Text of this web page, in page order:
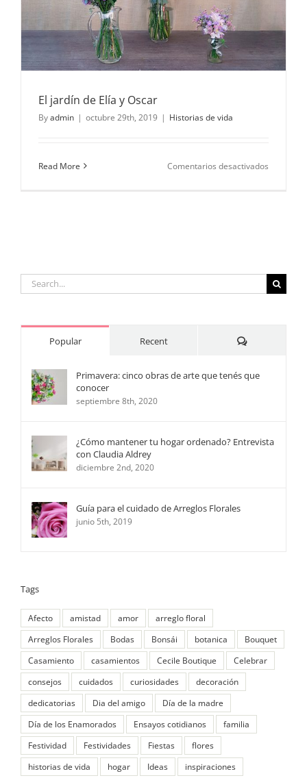
El jardín de Elía y Oscar
Byadmin | octubre 29th, 2019 | Historias de vida
Read More Comentarios desactivados
Search
for:
Popular Recent Comments
Primavera: cinco obras de arte que tenés que
conocer
septiembre 8th, 2020
¿Cómo mantener tu hogar ordenado? Entrevista
con Claudia Aldrey
diciembre 2nd, 2020
Guía para el cuidado de Arreglos Florales
junio 5th, 2019
Tags
Afecto amistad amor
arreglo floral
Arreglos Florales
Bodas Bonsái botanica
Bouquet
Casamiento
casamientos Cecile Boutique
Celebrar
consejos
cuidados curiosidades
decoración
dedicatorias
Dia del amigo
Día de la madre
Día de los Enamorados
Ensayos cotidianos
familia
Festividad
Festividades Fiestas
flores
historias de vida
hogar Ideas
inspiraciones